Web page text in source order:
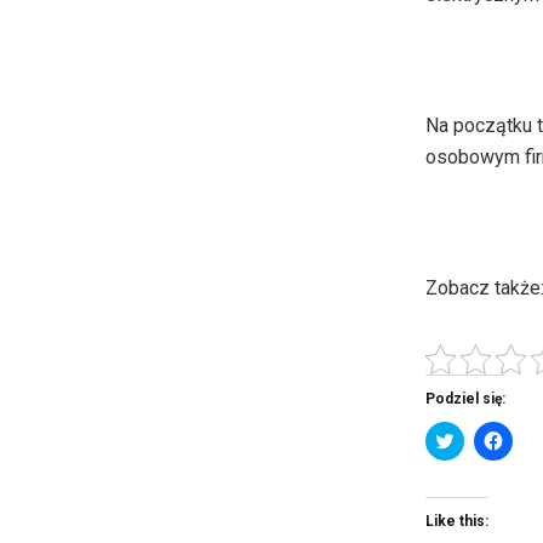
Na początku
osobowym
Zobacz także:
Podziel się:
C
l
k
t
o
C
l
Like this: